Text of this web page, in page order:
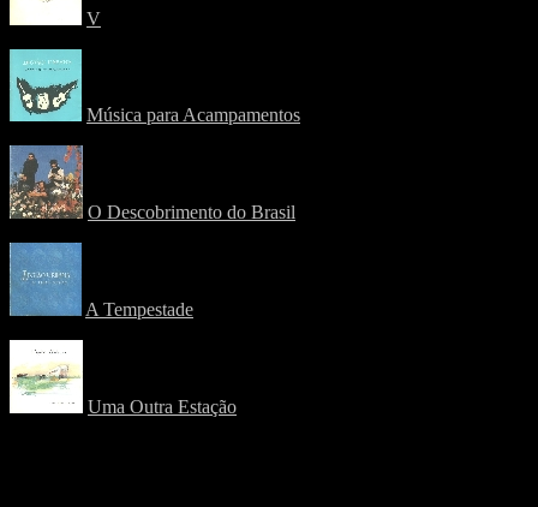
V
Música para Acampamentos
O Descobrimento do Brasil
A Tempestade
Uma Outra Estação